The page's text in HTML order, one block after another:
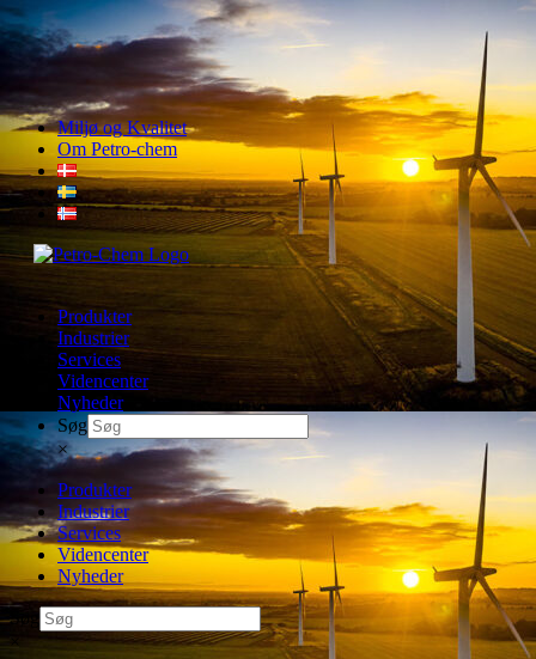
Skip
to
content
Miljø og Kvalitet
Om Petro-chem
Produkter
Industrier
Services
Videncenter
Nyheder
Søg
×
Produkter
Industrier
Services
Videncenter
Nyheder
Søg
×